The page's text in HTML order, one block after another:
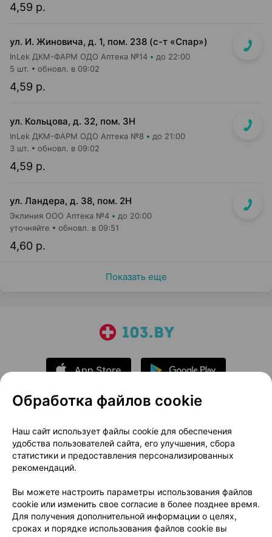
4,59 р.
ул. И. Жиновича, д. 1, пом. 238 (с-т «Спар»)
InLek ДКМ-ФАРМ ОДО Аптека №14 до 22:00
4,59 р.
5 шт. обновл. в 09:02
ул. Кольцова, д. 32, пом. 3Н
InLek ДКМ-ФАРМ ОДО Аптека №8 до 21:00
4,59 р.
3 шт. обновл. в 09:02
ул. Ландера, д. 38, пом. 2Н
Эклиния ООО Аптека №4 до 20:00
4,60 р.
уточняйте обновл. в 09:51
Показать еще
О проекте
Новости проекта
Размещение рекламы
Медицинский маркетинг
Публичный договор
Доставка
Способы оплаты
Вакансии
Партнеры
Написать руководителю 103.by
Написать в поддержку
Обработка файлов cookie
Наш сайт использует файлы cookie для обеспечения
удобства пользователей сайта, его улучшения, сбора
статистики и предоставления персонализированных
рекомендаций.
Вы можете настроить параметры использования файлов
cookie или изменить свое согласие в более позднее время.
Для получения дополнительной информации о целях,
сроках и порядке использования файлов cookie вы